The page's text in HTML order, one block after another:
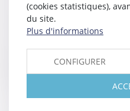
Pays
Utilisation des données
J'accepte que les informations saisies
la relation avec SELARL Christophe
(cookies statistiques),
du site.
Plus d'informations
CONFIGURER